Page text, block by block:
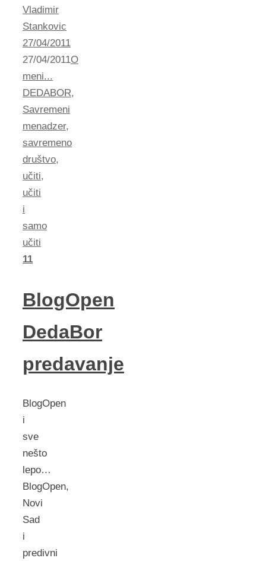
Vladimir
Stankovic
27/04/2011
27/04/2011O
meni...
DEDABOR,
Savremeni
menadzer,
savremeno
društvo,
učiti,
učiti
i
samo
učiti
11
BlogOpen
DedaBor
predavanje
BlogOpen
i
sve
nešto
lepo…
BlogOpen,
Novi
Sad
i
predivni